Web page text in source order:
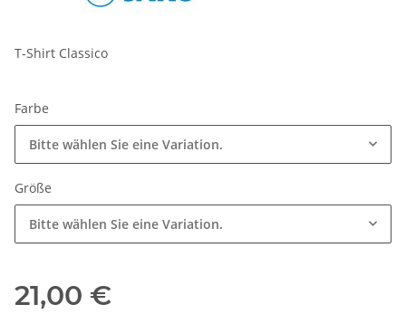
T-Shirt Classico
Farbe
Bitte wählen Sie eine Variation.
Größe
Bitte wählen Sie eine Variation.
21,00 €